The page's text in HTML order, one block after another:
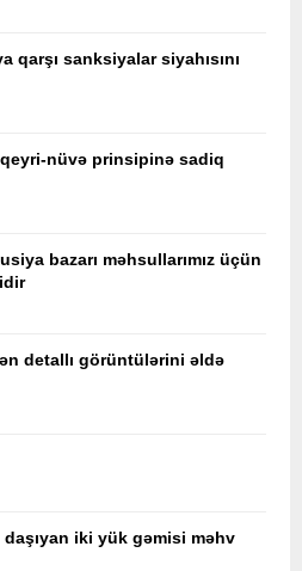
qarşı sanksiyalar siyahısını
nüvə prinsipinə sadiq
bazarı məhsullarımız üçün
detallı görüntülərini əldə
iki yük gəmisi məhv